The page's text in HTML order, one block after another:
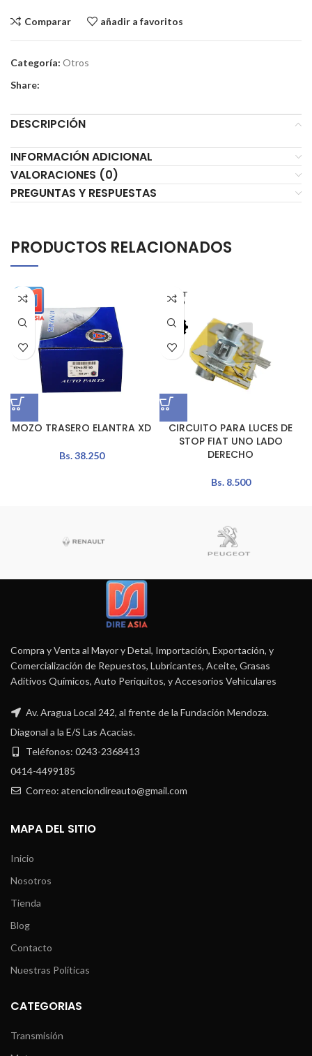
Comparar añadir a favoritos
Categoría: Otros
Share:
DESCRIPCIÓN
INFORMACIÓN ADICIONAL
VALORACIONES (0)
PREGUNTAS Y RESPUESTAS
PRODUCTOS RELACIONADOS
MOZO TRASERO ELANTRA XD
Bs.38.250
AGOT
ADO
CIRCUITO PARA LUCES DE
STOP FIAT UNO LADO
DERECHO
Bs.8.500
Compra y Venta al Mayor y Detal, Importación, Exportación, y
Comercialización de Repuestos, Lubricantes, Aceite, Grasas
Aditivos Químicos, Auto Periquitos, y Accesorios Vehiculares
Av. Aragua Local 242, al frente de la Fundación Mendoza.
Diagonal a la E/S Las Acacias.
Teléfonos: 0243-2368413
0414-4499185
Correo: atenciondireauto@gmail.com
MAPA DEL SITIO
Inicio
Nosotros
Tienda
Blog
Contacto
Nuestras Políticas
CATEGORIAS
Transmisión